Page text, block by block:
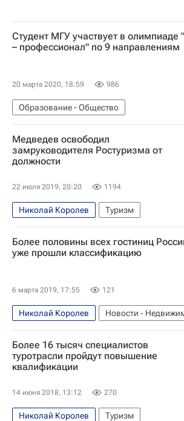
Cтудент МГУ участвует в олимпиаде
– профессионал" по 9 направлениям
20 марта 2020, 18:59 986
Образование - Общество
Медведев освободил
замруководителя Ростуризма от
должности
22 июля 2019, 20:20 1194
Николай Королев
Туризм
Федеральное агентство по туризму
Дмитрий Медведев
Более половины всех гостиниц
уже прошли классификацию
6 марта 2019, 17:55 121
Николай Королев
Новости -
Федеральное агентство по туризму
Коммерческая недвижимость
Более 16 тысяч специалистов
туротрасли пройдут повышение
квалификации
14 июня 2018, 13:12 270
Николай Королев
Туризм